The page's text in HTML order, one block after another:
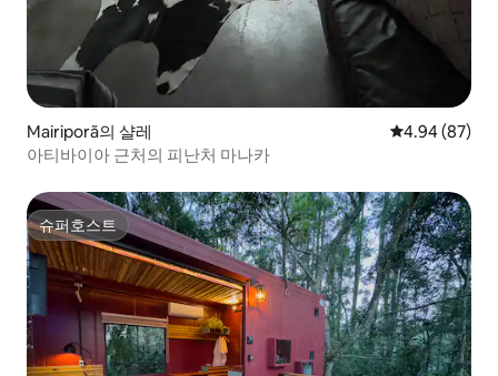
Mairiporã의 샬레 평점 4.94점(5
4.94 (87)
아티바이아 근처의 피난처 마나카
슈퍼호스트
슈퍼호스트